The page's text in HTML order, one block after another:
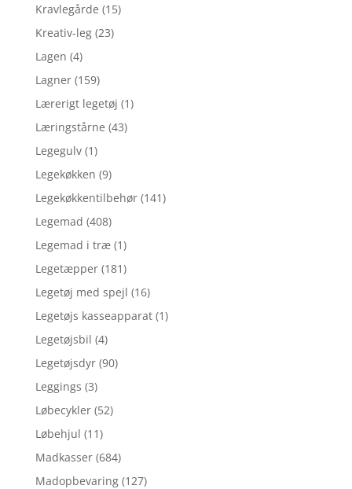
Kravlegårde (15)
Kreativ-leg (23)
Lagen (4)
Lagner (159)
Lærerigt legetøj (1)
Læringstårne (43)
Legegulv (1)
Legekøkken (9)
Legekøkkentilbehør (141)
Legemad (408)
Legemad i træ (1)
Legetæpper (181)
Legetøj med spejl (16)
Legetøjs kasseapparat (1)
Legetøjsbil (4)
Legetøjsdyr (90)
Leggings (3)
Løbecykler (52)
Løbehjul (11)
Madkasser (684)
Madopbevaring (127)